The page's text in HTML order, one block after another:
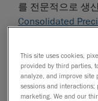
를 전문적으로 생
Consolidated
동화하기 위한 선
검사 팀은 3D 평
방법을 사용하는
This site uses cookies,
provided by third parties,
analyze, and improve site
sessions and
marketing. We and our